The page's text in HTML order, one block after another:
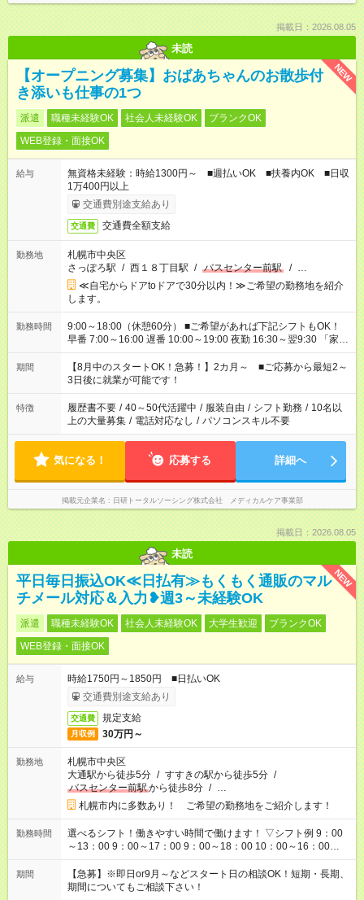
掲載日：2026.08.05
未読
NEW
【オープニング募集】おばあちゃんのお散歩付
き添いも仕事の1つ
派遣 職種未経験OK 社会人未経験OK
ブランクOK
WEB登録・面接OK
給与
無資格未経験：時給1300円～ ■週払いOK ■扶養内OK ■日収
1万400円以上
交通費別途支給あり
交通費 交通費全額支給
勤務地
札幌市中央区
さっぽろ駅 / 西１８丁目駅 / バスセンター前駅 / …
≪自宅からドアtoドアで30分以内！≫ご希望の勤務地を紹介
します。
勤務時間
9:00～18:00（休憩60分） ■ご希望があれば下記シフトもOK！
早番 7:00～16:00 遅番 10:00～19:00 夜勤 16:30～翌9:30 「家族
と休みを合わせたい」 「余裕を持って夕飯の準備がしたい」
「できれば残業はしたくない」 など、ご希望を教えてください
ね。 ※Wワーク希望の方へ 今ご覧のお仕事で希望する勤務時間
と、もう1つのお仕事の勤務時間。 合計で週40時間を超える場
合は応募できません。
期間
【8月中のスタートOK！急募！】2カ月～ ■ご応募から最短2～
3日後に就業が可能です！
特徴 履歴書不要 / 40～50代活躍中 / 服装自由 / シフト勤務 / 10名以
上の大量募集 / 電話対応なし / パソコンスキル不要
気になる！ 応募する 詳細へ
掲載元企業名 日研トータルソーシング株式会社 メディカルケア事業部
掲載日：2026.08.05
未読
NEW
平日毎日振込OK≪日払有≫もくもく通販のマル
チメール対応＆入力❥週3～未経験OK
派遣 職種未経験OK 社会人未経験OK 大学生歓迎
ブランクOK
WEB登録・面接OK
給与
時給1750円～1850円 ■日払いOK
交通費別途支給あり
交通費 規定支給
月収例 30万円～
勤務地
札幌市中央区
大通駅から徒歩5分 / すすきの駅から徒歩5分 /
バスセンター前駅から徒歩8分 / …
札幌市内に多数あり！ ご希望の勤務地をご紹介します！
勤務時間
選べるシフト！働きやすい時間で働けます！ ▽シフト例 9：00
～13：00 9：00～17：00 9：00～18：00 10：00～16：00
11：00～20：00 12：00～21：00 17：00～21：00 ■残業なし
■週3日～/1日3h～OK ■他シフトについてもお気軽にご相談くだ
さい！
期間
【急募】※即日or9月～などスタート日の相談OK！短期・長期、
期間についてもご相談下さい！